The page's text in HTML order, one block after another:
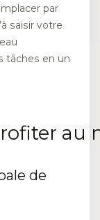
par
saisir votre
tâches en un
au
de